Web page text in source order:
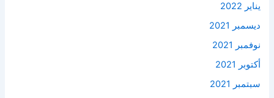
يناير 2022
ديسمبر 2021
نوفمبر 2021
أكتوبر 2021
سبتمبر 2021